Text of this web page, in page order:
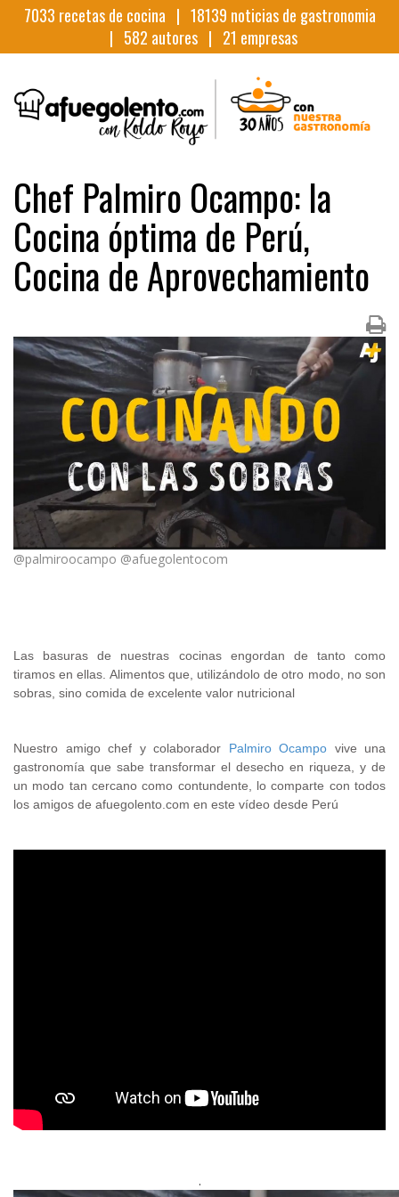
7033 recetas de cocina | 18139 noticias de gastronomia
| 582 autores | 21 empresas
Chef Palmiro Ocampo: la
Cocina óptima de Perú,
Cocina de Aprovechamiento
@palmiroocampo @afuegolentocom
Las basuras de nuestras cocinas engordan de tanto como
tiramos en ellas. Alimentos que, utilizándolo de otro modo, no son
sobras, sino comida de excelente valor nutricional
Nuestro amigo chef y colaborador Palmiro Ocampo vive una
gastronomía que sabe transformar el desecho en riqueza, y de
un modo tan cercano como contundente, lo comparte con todos
los amigos de afuegolento.com en este vídeo desde Perú
.